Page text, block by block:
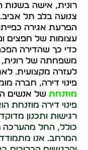
צנועה בלב תל
הפרעת אגירה
עצומות של חפצים
כדי כך שהדירה
משפחתה של
לעזרה מקצועית.
פינוי דירה, חברה
מוזנחת של אנשים
פינוי דירה מוזנחת
רגישות ותכנון
כולל, החל מהערכה
המרחב. אנו